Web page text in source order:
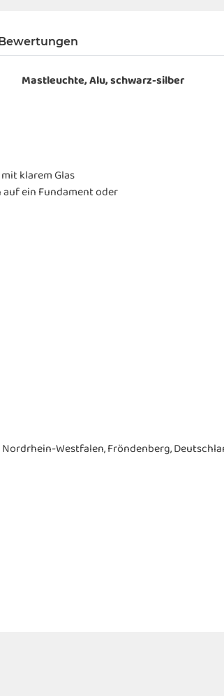
Bewertungen
Mastleuchte, Alu, schwarz-silber
klarem Glas
ein Fundament oder
Westfalen, Fröndenberg,